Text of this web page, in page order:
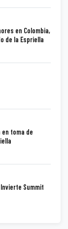
en Colombia,
se reunirá con nuevo jefe de Estado de la Espriella
en toma de
Summit